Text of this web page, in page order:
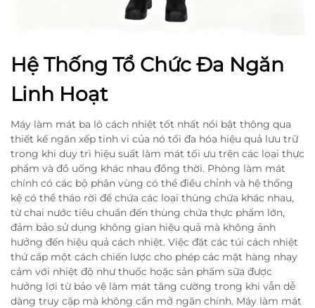
Hệ Thống Tổ Chức Đa Ngăn
Linh Hoạt
Máy làm mát ba lô cách nhiệt tốt nhất nổi bật thông qua
thiết kế ngăn xếp tinh vi của nó tối đa hóa hiệu quả lưu trữ
trong khi duy trì hiệu suất làm mát tối ưu trên các loại thực
phẩm và đồ uống khác nhau đồng thời. Phòng làm mát
chính có các bộ phân vùng có thể điều chỉnh và hệ thống
kệ có thể tháo rời để chứa các loại thùng chứa khác nhau,
từ chai nước tiêu chuẩn đến thùng chứa thực phẩm lớn,
đảm bảo sử dụng không gian hiệu quả mà không ảnh
hưởng đến hiệu quả cách nhiệt. Việc đặt các túi cách nhiệt
thứ cấp một cách chiến lược cho phép các mặt hàng nhạy
cảm với nhiệt độ như thuốc hoặc sản phẩm sữa được
hưởng lợi từ bảo vệ làm mát tăng cường trong khi vẫn dễ
dàng truy cập mà không cần mở ngăn chính. Máy làm mát